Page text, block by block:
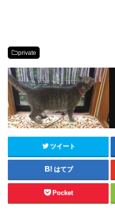
private
ツイート
はてブ
Pocket